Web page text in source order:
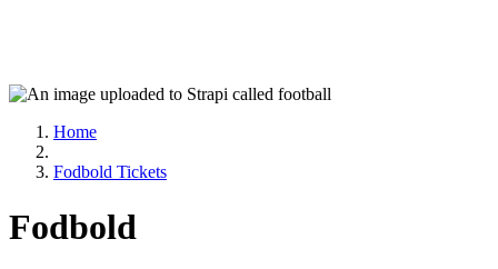
Home
Fodbold Tickets
Fodbold